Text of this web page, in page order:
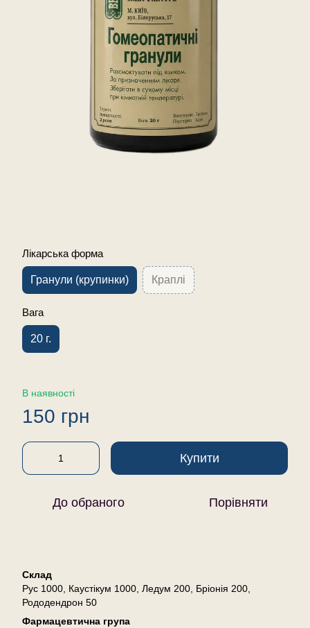
Лікарська форма
Гранули (крупинки) Краплі
Вага
20 г.
В наявності
150 грн
Купити
До обраного Порівняти
Склад
Рус 1000, Каустікум 1000, Ледум 200, Бріонія 200,
Рододендрон 50
Фармацевтична група